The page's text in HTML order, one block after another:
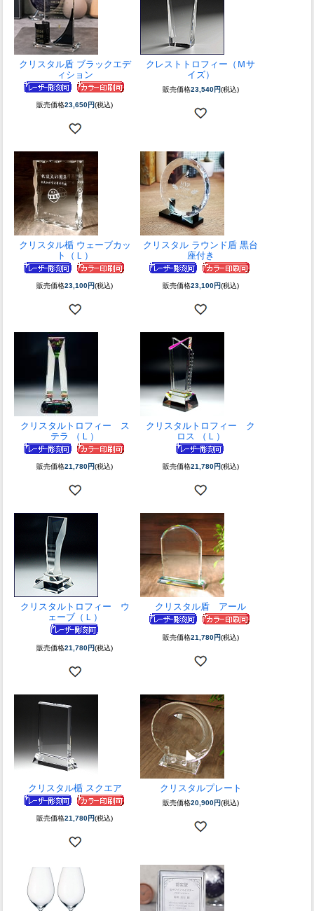
クリスタル盾 ブラックエデ
ィション
販売価格23,650円(税込)
クレストトロフィー（Ｍサ
イズ）
販売価格23,540円(税込)
クリスタル楯 ウェーブカッ
ト（Ｌ）
販売価格23,100円(税込)
クリスタル ラウンド盾 黒台
座付き
販売価格23,100円(税込)
クリスタルトロフィー ス
テラ （Ｌ）
販売価格21,780円(税込)
クリスタルトロフィー ク
ロス （Ｌ）
販売価格21,780円(税込)
クリスタルトロフィー ウ
ェーブ（Ｌ）
販売価格21,780円(税込)
クリスタル盾 アール
販売価格21,780円(税込)
クリスタル楯 スクエア
販売価格21,780円(税込)
クリスタルプレート
販売価格20,900円(税込)